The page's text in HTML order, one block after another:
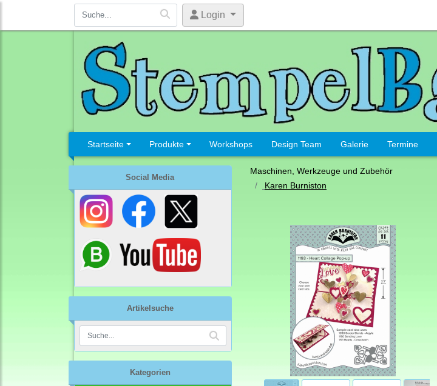
Login
Startseite Produkte Workshops Design Team Galerie Termine
Social Media
Artikelsuche
Kategorien
Maschinen, Werkzeuge und Zubehör
Karen Burniston